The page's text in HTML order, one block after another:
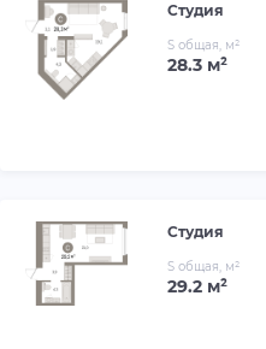
Студия
S общая, м²
28.3 м²
Студия
S общая, м²
29.2 м²